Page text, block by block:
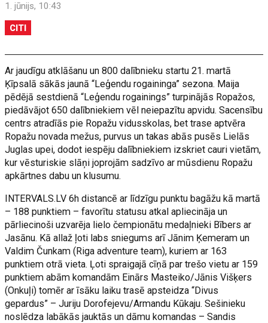
1. jūnijs, 10:43
CITI
Ar jaudīgu atklāšanu un 800 dalībnieku startu 21. martā
Ķīpsalā sākās jaunā “Leģendu rogaininga” sezona. Maija
pēdējā sestdienā “Leģendu rogainings” turpinājās Ropažos,
piedāvājot 650 dalībniekiem vēl neiepazītu apvidu. Sacensību
centrs atradīās pie Ropažu vidusskolas, bet trase aptvēra
Ropažu novada mežus, purvus un takas abās pusēs Lielās
Juglas upei, dodot iespēju dalībniekiem izskriet cauri vietām,
kur vēsturiskie slāņi joprojām sadzīvo ar mūsdienu Ropažu
apkārtnes dabu un klusumu.
INTERVALS.LV 6h distancē ar līdzīgu punktu bagāžu kā martā
– 188 punktiem – favorītu statusu atkal apliecināja un
pārliecinoši uzvarēja lielo čempionātu medaļnieki Bībers ar
Jasānu. Kā allaž ļoti labs sniegums arī Jānim Ķemeram un
Valdim Čunkam (Riga adventure team), kuriem ar 163
punktiem otrā vieta. Ļoti spraigajā cīņā par trešo vietu ar 159
punktiem abām komandām Einārs Masteiko/Jānis Višķers
(Onkuļi) tomēr ar īsāku laiku trasē apsteidza “Divus
gepardus” – Juriju Dorofejevu/Armandu Kūkaju. Sešinieku
noslēdza labākās jauktās un dāmu komandas – Sandis